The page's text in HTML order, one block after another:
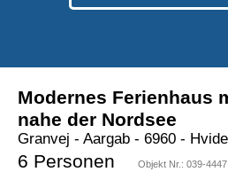
Modernes Ferienhaus
nahe der Nordsee
Granvej - Aargab - 6960 -
6 Personen Objekt Nr.: 039-4447